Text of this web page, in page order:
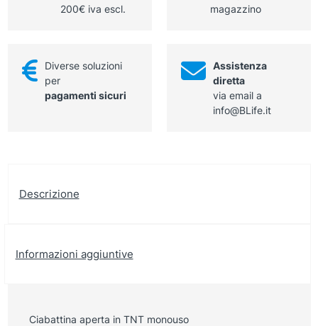
200€ iva escl.
magazzino
Diverse soluzioni
per
pagamenti sicuri
Assistenza
diretta
via email a
info@BLife.it
Descrizione
Informazioni aggiuntive
Ciabattina aperta in TNT monouso